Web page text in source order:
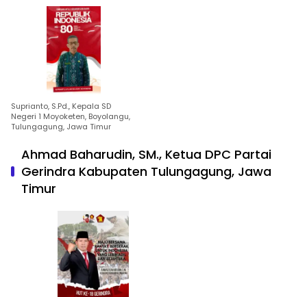
Suprianto, S.Pd., Kepala SD
Negeri 1 Moyoketen, Boyolangu,
Tulungagung, Jawa Timur
Ahmad Baharudin, SM., Ketua DPC Partai
Gerindra Kabupaten Tulungagung, Jawa
Timur